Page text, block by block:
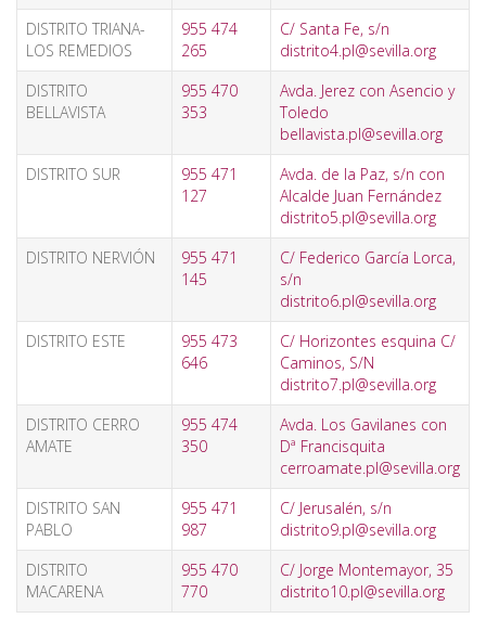
DISTRITO TRIANA-
LOS REMEDIOS
955 474
265
C/ Santa Fe, s/n
distrito4.pl@sevilla.org
DISTRITO
BELLAVISTA
955 470
353
Avda. Jerez con Asencio y
Toledo
bellavista.pl@sevilla.org
DISTRITO SUR
955 471
127
Avda. de la Paz, s/n con
Alcalde Juan Fernández
distrito5.pl@sevilla.org
DISTRITO NERVIÓN
955 471
145
C/ Federico García Lorca,
s/n
distrito6.pl@sevilla.org
DISTRITO ESTE
955 473
646
C/ Horizontes esquina C/
Caminos, S/N
distrito7.pl@sevilla.org
DISTRITO CERRO
AMATE
955 474
350
Avda. Los Gavilanes con
Dª Francisquita
cerroamate.pl@sevilla.org
DISTRITO SAN
PABLO
955 471
987
C/ Jerusalén, s/n
distrito9.pl@sevilla.org
DISTRITO
MACARENA
955 470
770
C/ Jorge Montemayor, 35
distrito10.pl@sevilla.org